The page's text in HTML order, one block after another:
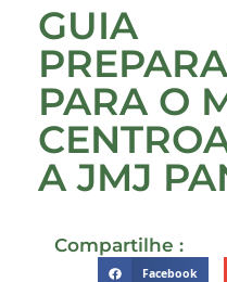
GUIA
PARA O
A JMJ
Compartilhe :
Facebook